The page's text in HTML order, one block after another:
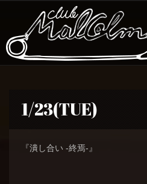
1/23(TUE)
『潰し合い -終焉-』